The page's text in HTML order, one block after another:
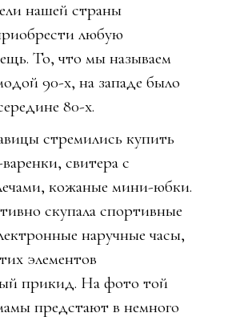
нашей страны
любую
То, что мы называем
90-х, на западе было
80-х.
стремились купить
свитера с
кожаные мини-юбки.
скупала спортивные
наручные часы,
элементов
прикид. На фото той
предстают в немного